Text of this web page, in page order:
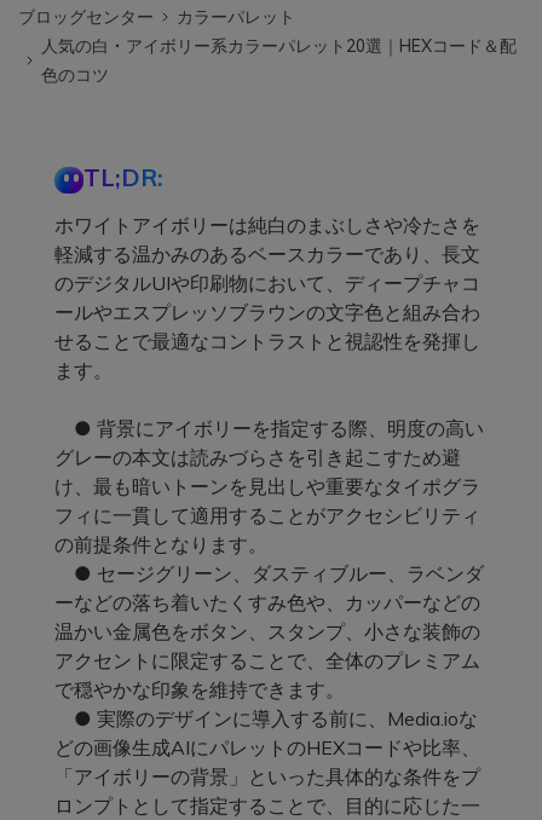
ブロッグセンター
カラーパレット
人気の白・アイボリー系カラーパレット20選｜HEXコード＆配
色のコツ
TL;DR:
ホワイトアイボリーは純白のまぶしさや冷たさを
軽減する温かみのあるベースカラーであり、長文
のデジタルUIや印刷物において、ディープチャコ
ールやエスプレッソブラウンの文字色と組み合わ
せることで最適なコントラストと視認性を発揮し
ます。
● 背景にアイボリーを指定する際、明度の高い
グレーの本文は読みづらさを引き起こすため避
け、最も暗いトーンを見出しや重要なタイポグラ
フィに一貫して適用することがアクセシビリティ
の前提条件となります。
● セージグリーン、ダスティブルー、ラベンダ
ーなどの落ち着いたくすみ色や、カッパーなどの
温かい金属色をボタン、スタンプ、小さな装飾の
アクセントに限定することで、全体のプレミアム
で穏やかな印象を維持できます。
● 実際のデザインに導入する前に、Media.ioな
どの画像生成AIにパレットのHEXコードや比率、
「アイボリーの背景」といった具体的な条件をプ
ロンプトとして指定することで、目的に応じた一